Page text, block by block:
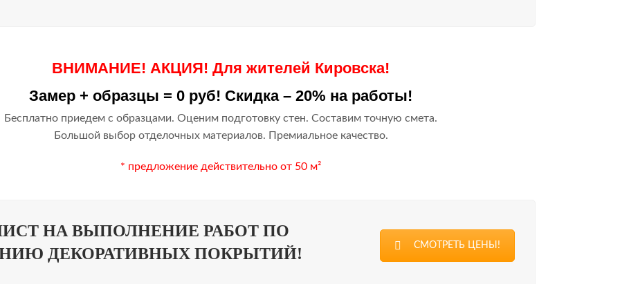
ВНИМАНИЕ! АКЦИЯ! Для жителей Кировска!
Замер + образцы = 0 руб! Скидка – 20% на работы!
Бесплатно приедем с образцами. Оценим подготовку стен. Составим точную смета.
Большой выбор отделочных материалов. Премиальное качество.
* предложение действительно от 50 м²
НА ВЫПОЛНЕНИЕ РАБОТ ПО
ДЕКОРАТИВНЫХ ПОКРЫТИЙ!
СМОТРЕТЬ ЦЕНЫ!